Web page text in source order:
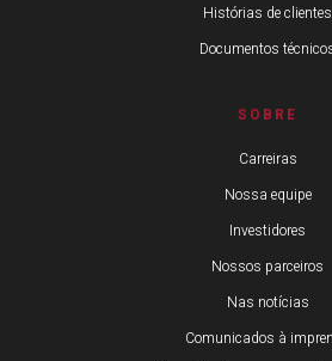
Histórias de clientes
Documentos
SOBRE
Carreiras
Nossa equipe
Investidores
Nossos parceiros
Nas notícias
Comunicados à